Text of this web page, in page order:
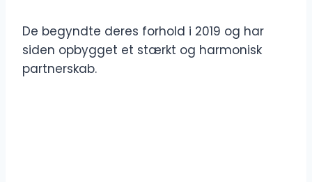
De begyndte deres forhold i 2019 og har
siden opbygget et stærkt og harmonisk
partnerskab.